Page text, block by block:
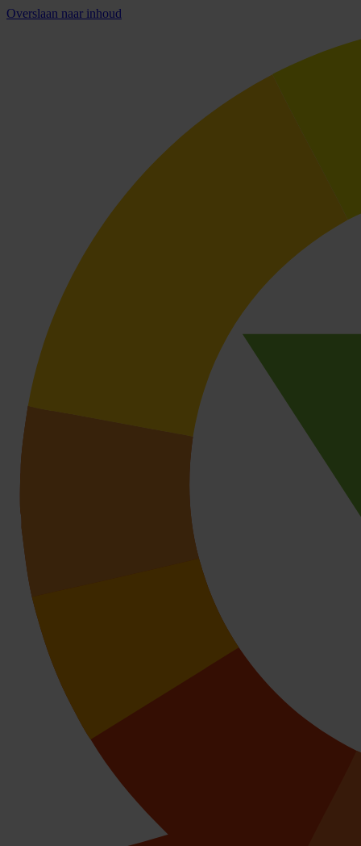
Overslaan naar inhoud